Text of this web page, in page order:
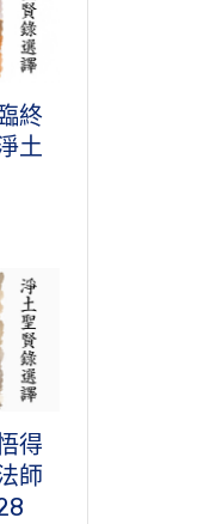
終
土
得
師